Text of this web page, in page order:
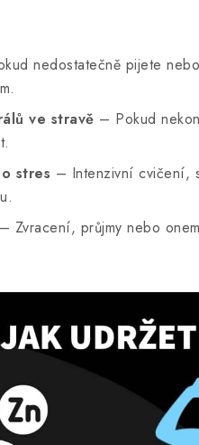
nedostatečně pijete
ve stravě – Pokud
stres – Intenzivní cvičení,
– Zvracení, průjmy nebo